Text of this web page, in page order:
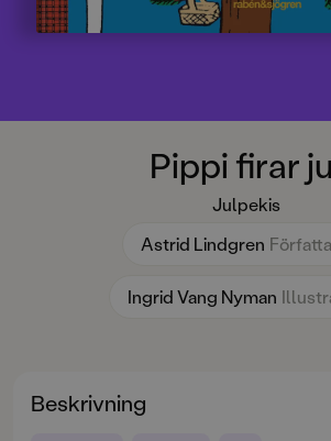
Pippi firar
Julpekis
Astrid Lindgren
Ingrid Vang Nyman
Beskrivning